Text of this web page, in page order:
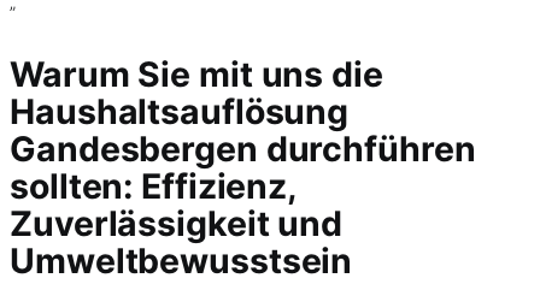
”
Warum Sie mit uns die
Haushaltsauflösung
Gandesbergen durchführen
sollten: Effizienz,
Zuverlässigkeit und
Umweltbewusstsein